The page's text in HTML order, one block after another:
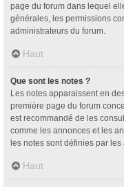
page du forum dans lequel
générales, les permissions
administrateurs du forum.
Haut
Que sont les notes ?
Les notes apparaissent en
première page du forum
est recommandé de les
comme les annonces et les
les notes sont définies par
Haut